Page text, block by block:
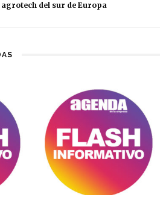
del sur de Europa